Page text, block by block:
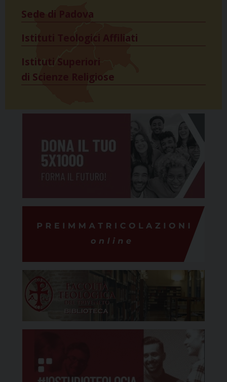
Sede di Padova
Istituti Teologici Affiliati
Istituti Superiori
di Scienze Religiose